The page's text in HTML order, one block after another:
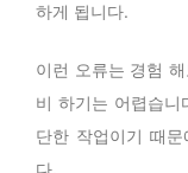
하게 됩니다.
이런 오류는 경험
비 하기는 어렵습
단한 작업이기 때